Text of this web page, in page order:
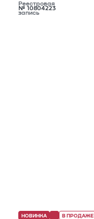
Реестровая
запись
№ 10804223
НОВИНКА В ПРОДАЖЕ